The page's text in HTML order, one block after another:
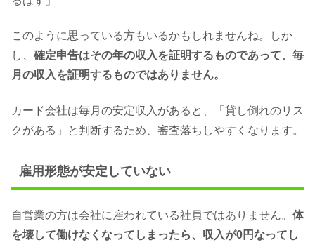
このように思っている方もいるかもしれませんね。しか
し、 確定申告はその年の収入を証明するものであって、毎
月の収入を証明するものではありません。
カード会社は毎月の安定収入があると、「貸し倒れのリス
クがある」と判断するため、審査落ちしやすくなります。
雇用形態が安定していない
自営業の方は会社に雇われている社員ではありません。 体
を壊して働けなくなってしまったら、収入が0円なってし